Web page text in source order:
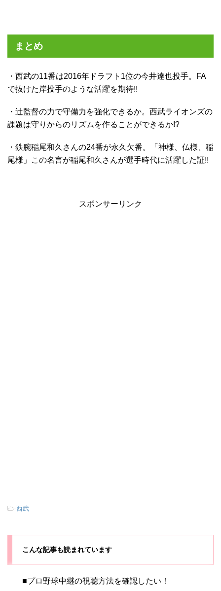
まとめ
・西武の11番は2016年ドラフト1位の今井達也投手。FA
で抜けた岸投手のような活躍を期待!!
・辻監督の力で守備力を強化できるか。西武ライオンズの
課題は守りからのリズムを作ることができるか!?
・鉄腕稲尾和久さんの24番が永久欠番。「神様、仏様、稲
尾様」この名言が稲尾和久さんが選手時代に活躍した証!!
スポンサーリンク
-西武
こんな記事も読まれています
■プロ野球中継の視聴方法を確認したい！